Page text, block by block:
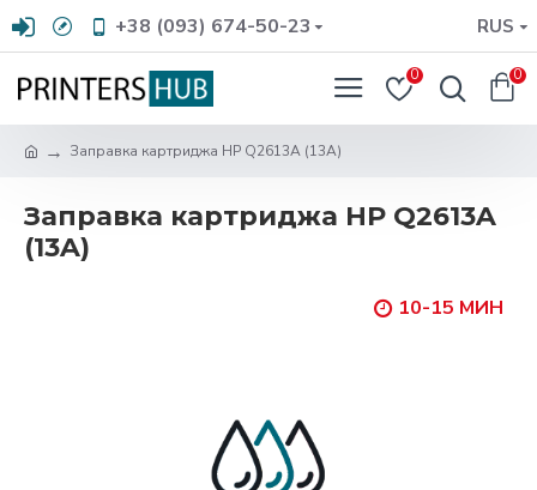
+38 (093) 674-50-23 RUS
0 0
Заправка картриджа HP Q2613A (13A)
Заправка картриджа HP Q2613A
(13A)
10-15 МИН